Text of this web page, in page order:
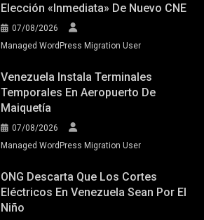
Elección «inmediata» De Nuevo CNE
07/08/2026
Managed WordPress Migration User
Venezuela Instala Terminales
Temporales En Aeropuerto De
Maiquetía
07/08/2026
Managed WordPress Migration User
ONG Descarta Que Los Cortes
Eléctricos En Venezuela Sean Por El
Niño